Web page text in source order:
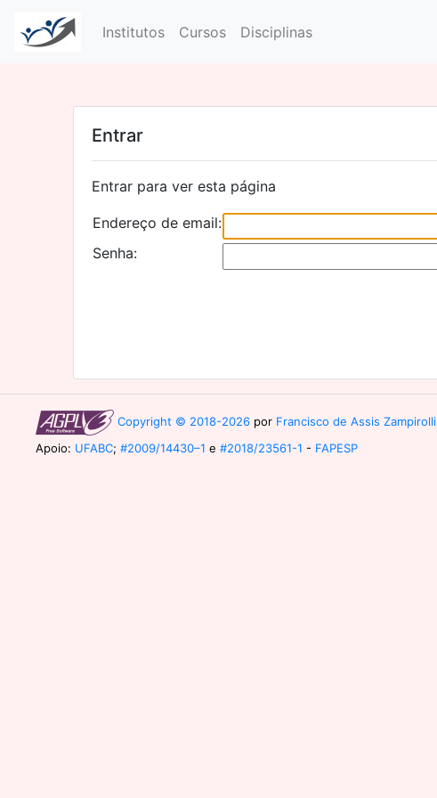
Institutos Cursos Disciplinas
Entrar
Entrar para ver esta página
Endereço de email:
Senha:
Copyright © 2018-2026 por Francisco de Assis Zampirolli
Apoio: UFABC; #2009/14430–1 e #2018/23561-1 - FAPESP